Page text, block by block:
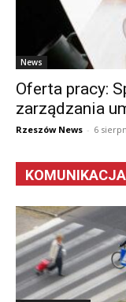
News
Oferta pracy:
zarządzania
Rzeszów News - 6
KOMUNIKACJA